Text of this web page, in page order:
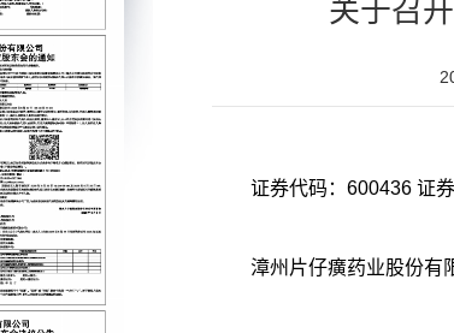
关于召
证券代码：600436 证
漳州片仔癀药业股份有